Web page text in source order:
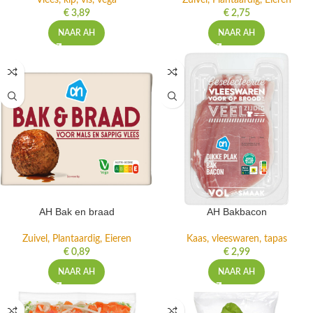
€3,89
NAAR AH
€2,75
NAAR AH
AH Bak en braad
Zuivel, Plantaardig, Eieren
€0,89
NAAR AH
AH Bakbacon
Kaas, vleeswaren, tapas
€2,99
NAAR AH